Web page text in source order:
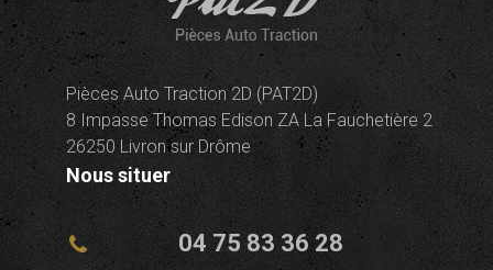
Pièces Auto Traction 2D (PAT2D)
8 Impasse Thomas Edison ZA La Fauchetière 2
26250 Livron sur Drôme
Nous situer
04 75 83 36 28